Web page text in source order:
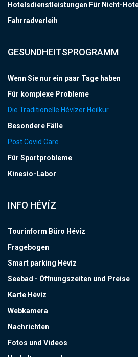
Hotelsdienstleistungen Für Nicht-
Fahrradverleih
GESUNDHEITSPROGRAMM
Wenn Sie nur ein paar Tage haben
Für komplexe Probleme
Die Traditionelle Hévízer Heilkur
Besondere Fälle
Post Covid Care
Für Sportprobleme
Kinesio-Labor
INFO HÉVÍZ
Tourinform Büro Hévíz
Fragebogen
Smart parking Hévíz
Seebad - Öffnungszeiten und Preise
Karte Hévíz
Webkamera
Nachrichten
Fotos und Videos